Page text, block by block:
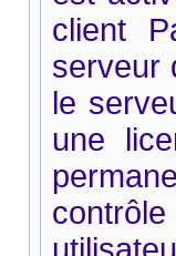
client
serveur
le
une